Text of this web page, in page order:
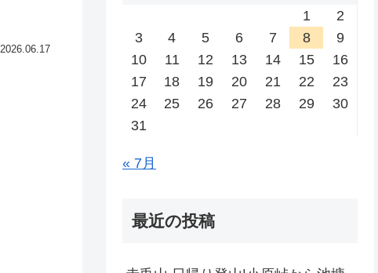
2026.06.17
1
2
3
4 5 6 7 8
9
10
11 12 13 14 15
16
17
18 19 20 21 22
23
24
25 26 27 28 29
30
31
« 7月
最近の投稿